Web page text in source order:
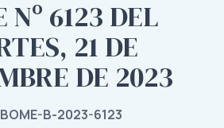
Nº 6123 DEL
21 DE
DE 2023
B-2023-6123